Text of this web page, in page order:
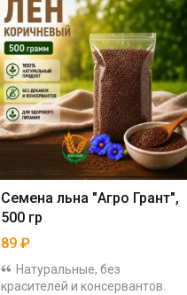
Семена льна "Агро Грант",
500 гр
89 ₽
Натуральные, без
красителей и консервантов.